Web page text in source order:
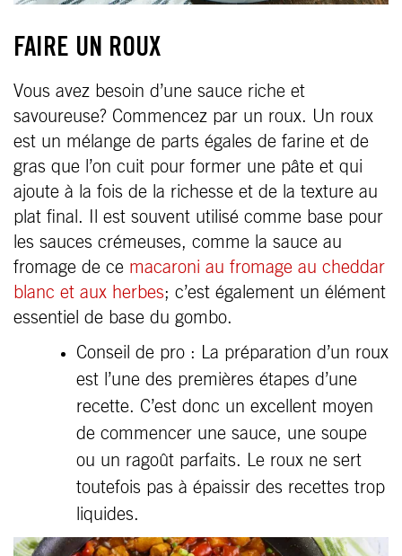
FAIRE UN ROUX
Vous avez besoin d’une sauce riche et
savoureuse? Commencez par un roux. Un roux
est un mélange de parts égales de farine et de
gras que l’on cuit pour former une pâte et qui
ajoute à la fois de la richesse et de la texture au
plat final. Il est souvent utilisé comme base pour
les sauces crémeuses, comme la sauce au
fromage de ce macaroni au fromage au cheddar
blanc et aux herbes; c’est également un élément
essentiel de base du gombo.
Conseil de pro : La préparation d’un roux
est l’une des premières étapes d’une
recette. C’est donc un excellent moyen
de commencer une sauce, une soupe
ou un ragoût parfaits. Le roux ne sert
toutefois pas à épaissir des recettes trop
liquides.